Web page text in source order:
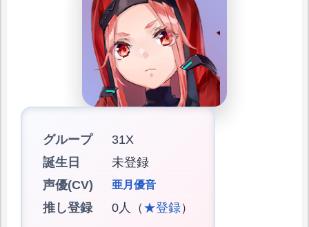
グループ
31X
誕生日
未登録
声優(CV)
亜月優音
推し登録 0人（ ★登録）